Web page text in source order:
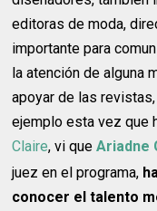
editoras de moda,
importante para
la atención de alguna
apoyar de las
ejemplo esta vez que
Claire, vi queAriadne
juez en el programa,
conocer el talento